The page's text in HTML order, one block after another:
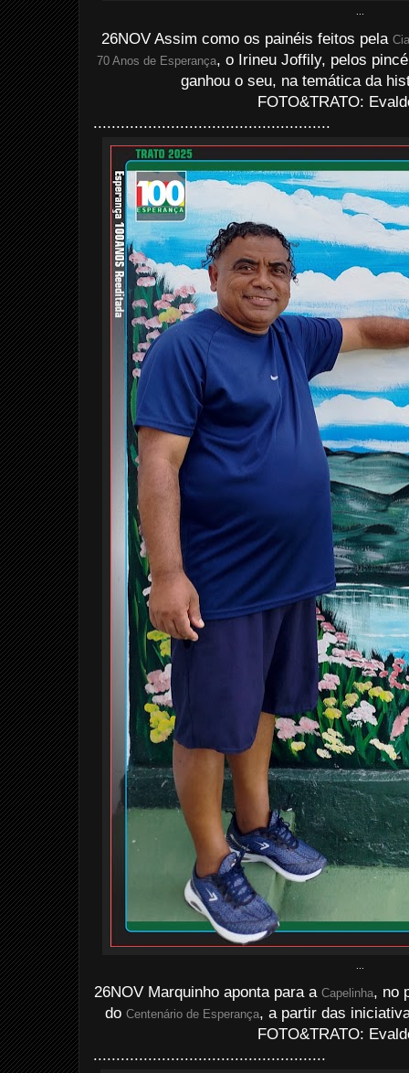
26NOV Assim como os painéis feitos pela
70 Anos de Esperança, o Irineu Joffily, pelos
ganhou o seu, na temática da
FOTO&TRATO:
....................................................
26NOV Marquinho aponta para aCapelinha, no
doCentenário de Esperança, a partir das
FOTO&TRATO:
...................................................